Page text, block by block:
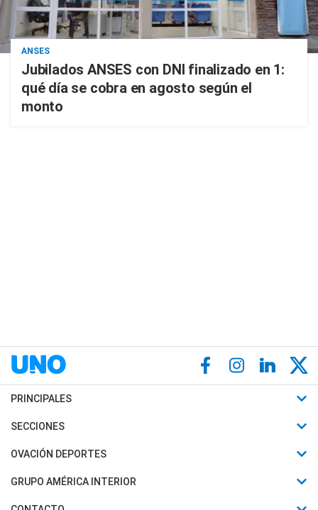
ANSES
Jubilados ANSES con DNI finalizado en 1:
qué día se cobra en agosto según el
monto
PRINCIPALES
Últimas Noticias
Política
SECCIONES
Horóscopo
Motores
OVACIÓN DEPORTES
Fútbol
Mundial
GRUPO AMÉRICA INTERIOR